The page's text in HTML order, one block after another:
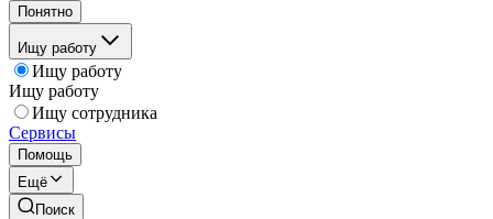
Понятно
Ищу работу
Ищу работу
Ищу работу
Ищу сотрудника
Сервисы
Помощь
Ещё
Поиск